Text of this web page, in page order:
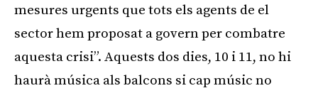
mesures urgents que tots els agents de el
sector hem proposat a govern per combatre
aquesta crisi”. Aquests dos dies, 10 i 11, no hi
haurà música als balcons si cap músic no